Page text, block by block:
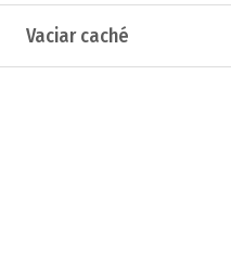
Vaciar caché